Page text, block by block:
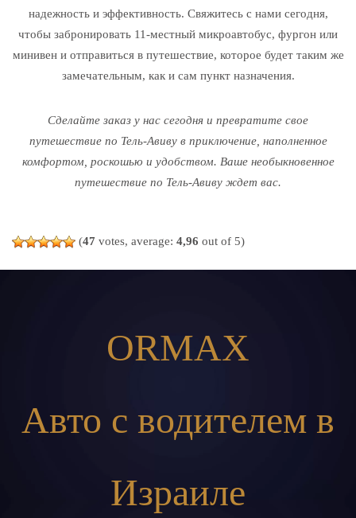
надежность и эффективность. Свяжитесь с нами сегодня,
чтобы забронировать 11-местный микроавтобус, фургон или
минивен и отправиться в путешествие, которое будет таким же
замечательным, как и сам пункт назначения.
Сделайте заказ у нас сегодня и превратите свое
путешествие по Тель-Авиву в приключение, наполненное
комфортом, роскошью и удобством. Ваше необыкновенное
путешествие по Тель-Авиву ждет вас.
(47 votes, average: 4,96 out of 5)
ORMAX
Авто с водителем в
Израиле